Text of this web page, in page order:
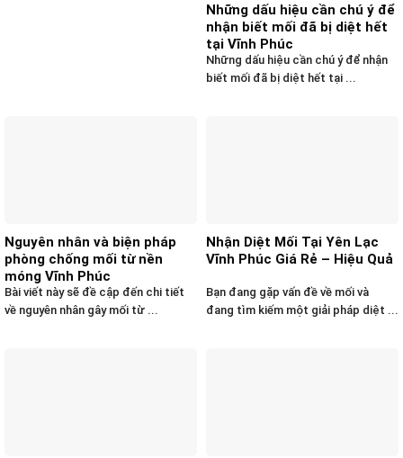
Những dấu hiệu cần chú ý để
nhận biết mối đã bị diệt hết
tại Vĩnh Phúc
Những dấu hiệu cần chú ý để nhận
biết mối đã bị diệt hết tại ...
Nguyên nhân và biện pháp
phòng chống mối từ nền
móng Vĩnh Phúc
Bài viết này sẽ đề cập đến chi tiết
về nguyên nhân gây mối từ ...
Nhận Diệt Mối Tại Yên Lạc
Vĩnh Phúc Giá Rẻ – Hiệu Quả
Bạn đang gặp vấn đề về mối và
đang tìm kiếm một giải pháp diệt ...